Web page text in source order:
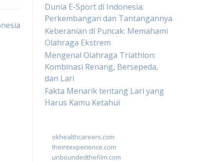
Dunia E-Sport di Indonesia:
Perkembangan dan Tantangannya
Keberanian di Puncak: Memahami
Olahraga Ekstrem
Mengenal Olahraga Triathlon:
Kombinasi Renang, Bersepeda,
dan Lari
Fakta Menarik tentang Lari yang
Harus Kamu Ketahui
okhealthcareers.com
theintexperience.com
unboundedthefilm.com